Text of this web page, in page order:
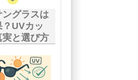
ングラスは
UVカッ
実と選び方